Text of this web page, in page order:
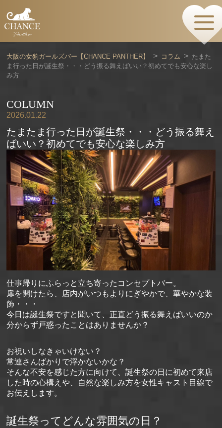
コンセプト
GIRLS
メニュー・料金
EVENTS
イベント情報
SHOP
店舗情報・よくある質問
VISITORS TO JAPAN
外国人観光客向け
RECRUIT
採用情報
大阪の女豹ガールズバー【CHANCE PANTHER】 コラム
たまた
ま行った日が誕生祭・・・どう振る舞えばいい？初めてでも安心な楽し
み方
COLUMN
2026.01.22
たまたま行った日が誕生祭・・・どう振る舞え
ばいい？初めてでも安心な楽しみ方
仕事帰りにふらっと立ち寄ったコンセプトバー。
扉を開けたら、店内がいつもよりにぎやかで、華やかな装
飾・・・
今日は誕生祭ですと聞いて、正直どう振る舞えばいいのか
分からず戸惑ったことはありませんか？
お祝いしなきゃいけない？
常連さんばかりで浮かないかな？
そんな不安を感じた方に向けて、誕生祭の日に初めて来店
した時の心構えや、自然な楽しみ方を女性キャスト目線で
お伝えします。
誕生祭ってどんな雰囲気の日？